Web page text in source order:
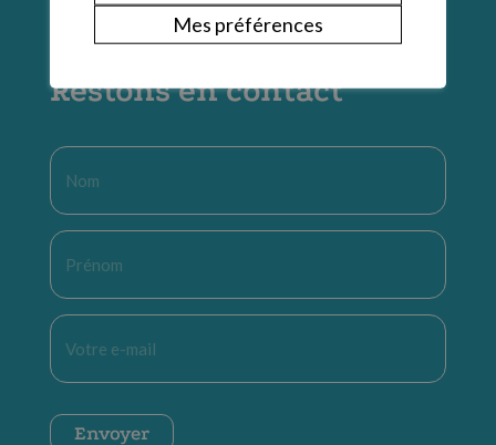
Restons en contact
Nom
Prénom
E-
mail
CAPTCHA
Envoyer
Mes préférences